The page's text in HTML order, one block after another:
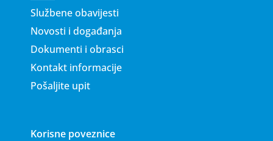
Službene obavijesti
Novosti i događanja
Dokumenti i obrasci
Kontakt informacije
Pošaljite upit
Korisne poveznice